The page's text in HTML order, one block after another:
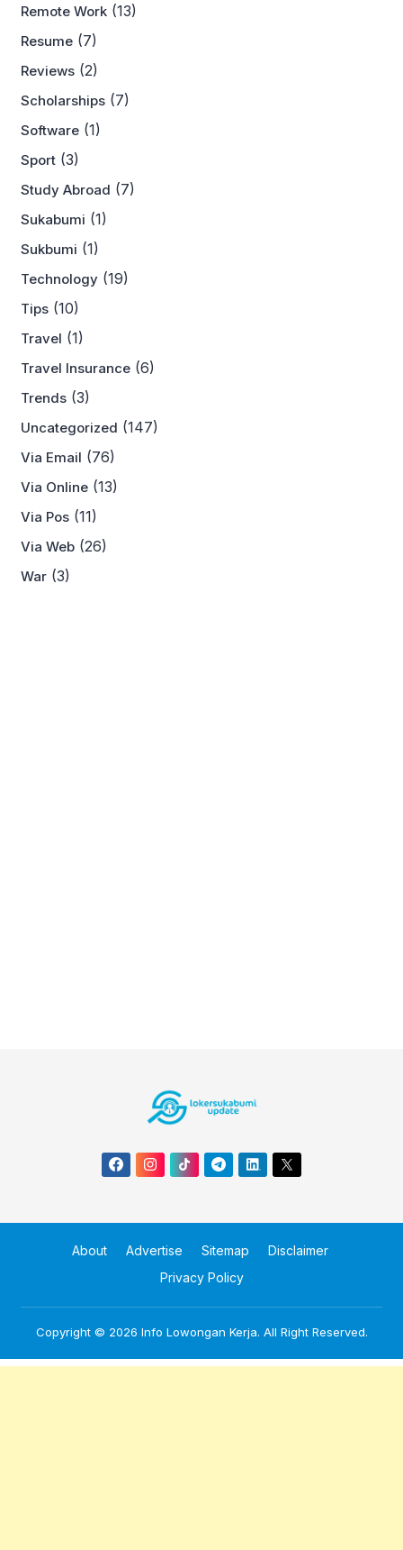
Remote Work (13)
Resume (7)
Reviews (2)
Scholarships (7)
Software (1)
Sport (3)
Study Abroad (7)
Sukabumi (1)
Sukbumi (1)
Technology (19)
Tips (10)
Travel (1)
Travel Insurance (6)
Trends (3)
Uncategorized (147)
Via Email (76)
Via Online (13)
Via Pos (11)
Via Web (26)
War (3)
About Advertise Sitemap
Disclaimer
Privacy Policy
Copyright © 2026 Info Lowongan Kerja. All Right Reserved.